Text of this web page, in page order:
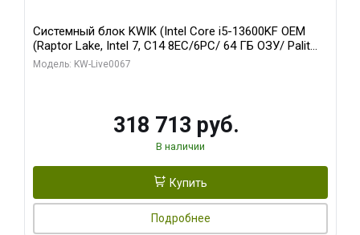
Системный блок KWIK (Intel Core i5-13600KF OEM
(Raptor Lake, Intel 7, C14 8EC/6PC/ 64 ГБ ОЗУ/ Palit
RTX5080 GAMINGPRO OC 16GB GDDR7 256bit 3xDP
Модель: KW-Live0067
318 713 руб.
В наличии
Купить
Подробнее